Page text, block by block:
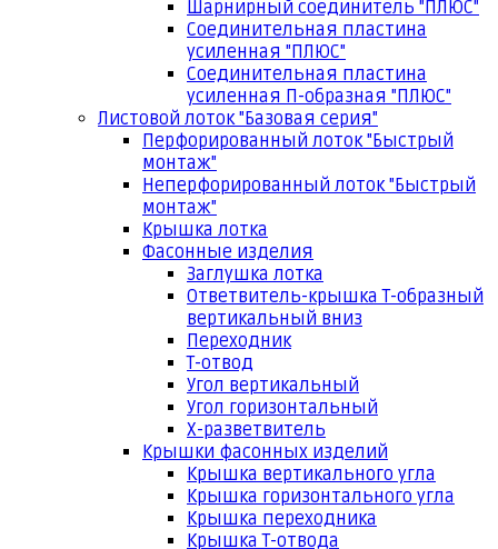
Шарнирный соединитель "ПЛЮС"
Соединительная пластина
усиленная "ПЛЮС"
Соединительная пластина
усиленная П-образная "ПЛЮС"
Листовой лоток "Базовая серия"
Перфорированный лоток "Быстрый
монтаж"
Неперфорированный лоток "Быстрый
монтаж"
Крышка лотка
Фасонные изделия
Заглушка лотка
Ответвитель-крышка Т-образный
вертикальный вниз
Переходник
Т-отвод
Угол вертикальный
Угол горизонтальный
Х-разветвитель
Крышки фасонных изделий
Крышка вертикального угла
Крышка горизонтального угла
Крышка переходника
Крышка Т-отвода